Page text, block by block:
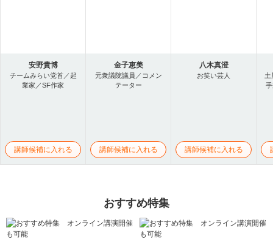
安野貴博
チームみらい党首／起
業家／SF作家
講師候補に入れる
金子恵美
元衆議院議員／コメン
テーター
講師候補に入れる
八木真澄
お笑い芸人
講師候補に入れる
土
おすすめ特集